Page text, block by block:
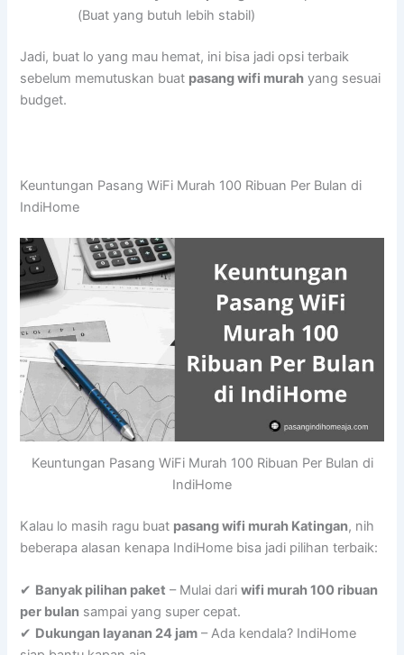
(Buat yang butuh lebih stabil)
Jadi, buat lo yang mau hemat, ini bisa jadi opsi terbaik
sebelum memutuskan buat pasang wifi murah yang sesuai
budget.
Keuntungan Pasang WiFi Murah 100 Ribuan Per Bulan di
IndiHome
Keuntungan Pasang WiFi Murah 100 Ribuan Per Bulan di
IndiHome
Kalau lo masih ragu buat pasang wifi murah Katingan, nih
beberapa alasan kenapa IndiHome bisa jadi pilihan terbaik:
✔ Banyak pilihan paket – Mulai dariwifi murah 100 ribuan
per bulan sampai yang super cepat.
✔ Dukungan layanan 24 jam – Ada kendala? IndiHome